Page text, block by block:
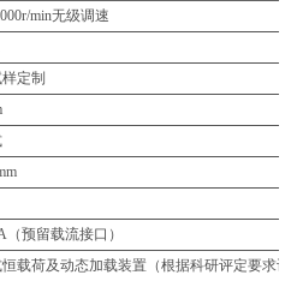
min无级调速
定制
（预留载流接口）
载荷及动态加载装置（根据科研评定要求设